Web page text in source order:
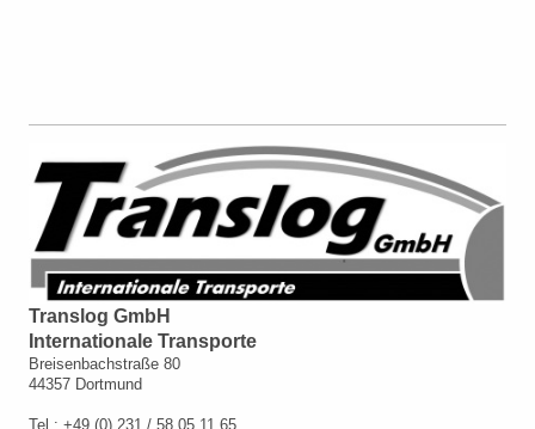
Translog GmbH
Internationale Transporte
Breisenbachstraße 80
44357 Dortmund
Tel.: +49 (0) 231 / 58 05 11 65